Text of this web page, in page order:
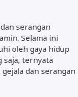
serangan
Selama ini
oleh gaya hidup
saja, ternyata
dan serangan